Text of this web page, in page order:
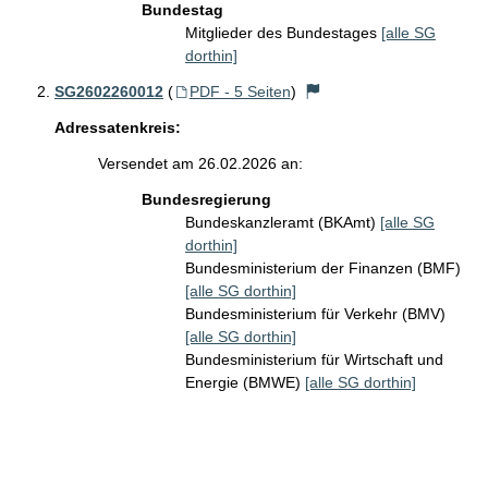
Bundestag
Mitglieder des Bundestages [alle SG
dorthin]
SG2602260012 ( PDF - 5 Seiten)
Adressatenkreis:
Versendet am 26.02.2026 an:
Bundesregierung
Bundeskanzleramt (BKAmt) [alle SG
dorthin]
Bundesministerium der Finanzen (BMF)
[alle SG dorthin]
Bundesministerium für Verkehr (BMV)
[alle SG dorthin]
Bundesministerium für Wirtschaft und
Energie (BMWE) [alle SG dorthin]